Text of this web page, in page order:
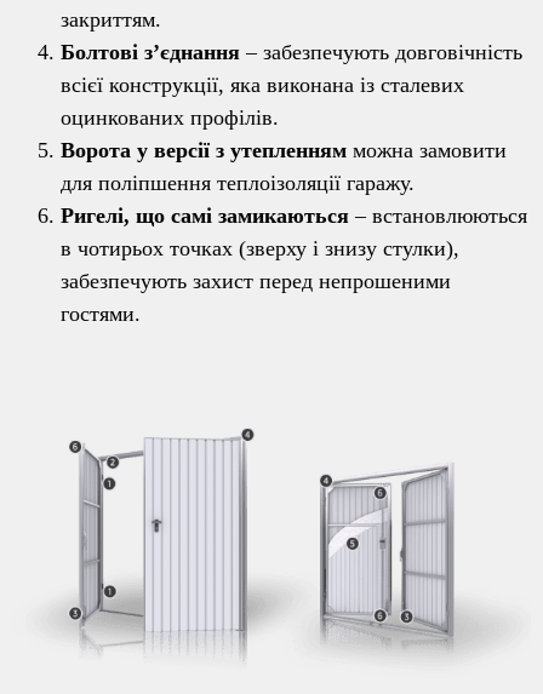
закриттям.
Болтові з’єднання– забезпечують довговічність
всієї конструкції, яка виконана із сталевих
оцинкованих профілів.
Ворота у версії з утепленнямможна замовити
для поліпшення теплоізоляції гаражу.
Ригелі, що самі замикаються– встановлюються
в чотирьох точках (зверху і знизу стулки),
забезпечують захист перед непрошеними
гостями.